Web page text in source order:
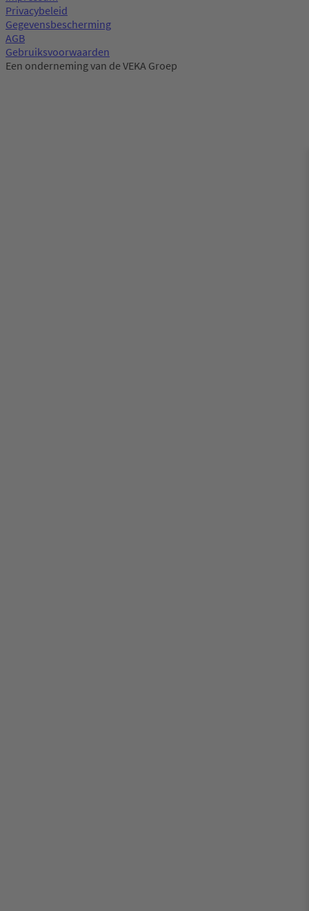
Privacybeleid
Gegevensbescherming
AGB
Gebruiksvoorwaarden
Een onderneming van de VEKA Groep